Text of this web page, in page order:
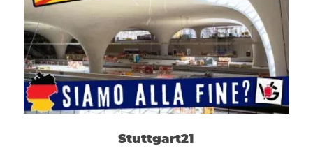
Stuttgart21